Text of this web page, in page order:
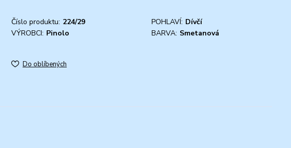
Číslo produktu: 224/29 POHLAVÍ: Dívčí
VÝROBCI: Pinolo BARVA: Smetanová
Do oblíbených